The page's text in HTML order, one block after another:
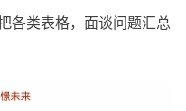
各类表格，面谈问题汇总